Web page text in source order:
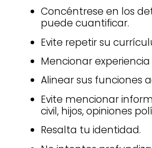
Concéntrese en los
puede cuantificar.
Evite repetir su
Mencionar
Alinear sus funciones
Evite mencionar
civil, hijos, opiniones
Resalta tu identidad.